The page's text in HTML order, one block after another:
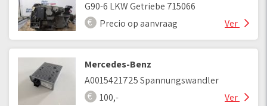
G90-6 LKW Getriebe 715066
Precio op aanvraag
Ver
Mercedes-Benz
A0015421725 Spannungswandler
100,-
Ver